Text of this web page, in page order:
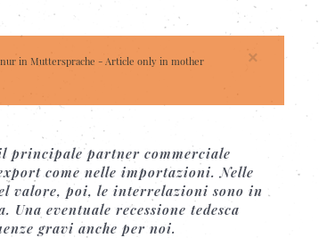
×
in Muttersprache - Article only in mother
principale partner commerciale
come nelle importazioni. Nelle
valore, poi, le interrelazioni sono in
Una eventuale recessione tedesca
gravi anche per noi.